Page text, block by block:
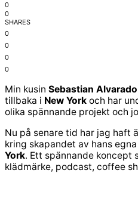
0
0
SHARES
0
0
0
0
Min kusin Sebastian Alvarado
tillbaka i New York och har
olika spännande projekt och
Nu på senare tid har jag haft
kring skapandet av hans
York. Ett spännande koncept
klädmärke, podcast, coffee